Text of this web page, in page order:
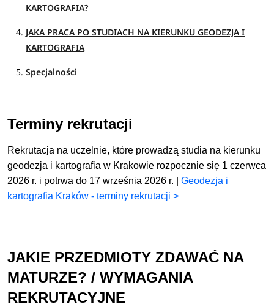
KARTOGRAFIA?
JAKA PRACA PO STUDIACH NA KIERUNKU GEODEZJA I
KARTOGRAFIA
Specjalności
Terminy rekrutacji
Rekrutacja na uczelnie, które prowadzą studia na kierunku
geodezja i kartografia w Krakowie rozpocznie się 1 czerwca
2026 r. i potrwa do 17 września 2026 r. |Geodezja i
kartografia Kraków - terminy rekrutacji >
JAKIE PRZEDMIOTY ZDAWAĆ NA
MATURZE? / WYMAGANIA
REKRUTACYJNE